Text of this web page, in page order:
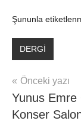
Şununla
DERGİ
Yazı
gezinmesi
Önceki yazı
Yunus
Konser